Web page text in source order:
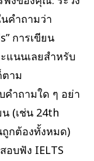
คำถามว่า
การเขียน
แนนเลยสำหรับ
าม
ำถามใด ๆ อย่า
(เช่น 24th
กต้องทั้งหมด)
อบฟัง IELTS